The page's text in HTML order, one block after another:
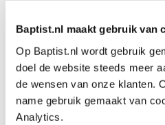
Baptist.nl maakt gebruik van
Op Baptist.nl wordt gebruik
doel de website steeds meer
de wensen van onze klanten.
name gebruik gemaakt van
Analytics.
polymeer kunststof uit de
de gepatenteerde 2
met rubber behoort
verleden.